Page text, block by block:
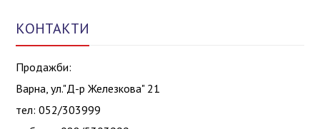
КОНТАКТИ
Продажби:
Варна, ул."Д-р Железкова" 21
тел: 052/303999